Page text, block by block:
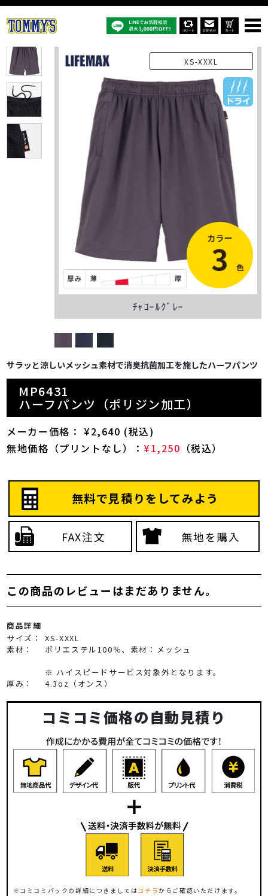
MP6431：ハーフパンツ（ポリジン加工）
XS-XXXL
ﾁｬｺｰﾙｸﾞﾚｰ
サラッと涼しいメッシュ素材で消臭抗菌加工を施したハーフパンツ
MP6431
ハーフパンツ（ポリジン加工）
メーカー価格： ¥2,640 (税込)
無地価格（プリントなし）： ¥1,250 （税込）
無料で見積りをしてみよう
FAX注文 無地を購入
この商品のレビューはまだありません。
商品詳細
サイズ：
XS-XXXL
素材：
ポリエステル100％、素材：メッシュ
※ ハイスピードサービス対象外となります。
厚み：
4.3oz（オンス）
コミコミ価格の自動見積り
コミコミパックの詳細につきましてはコチラからご確認いただけます。